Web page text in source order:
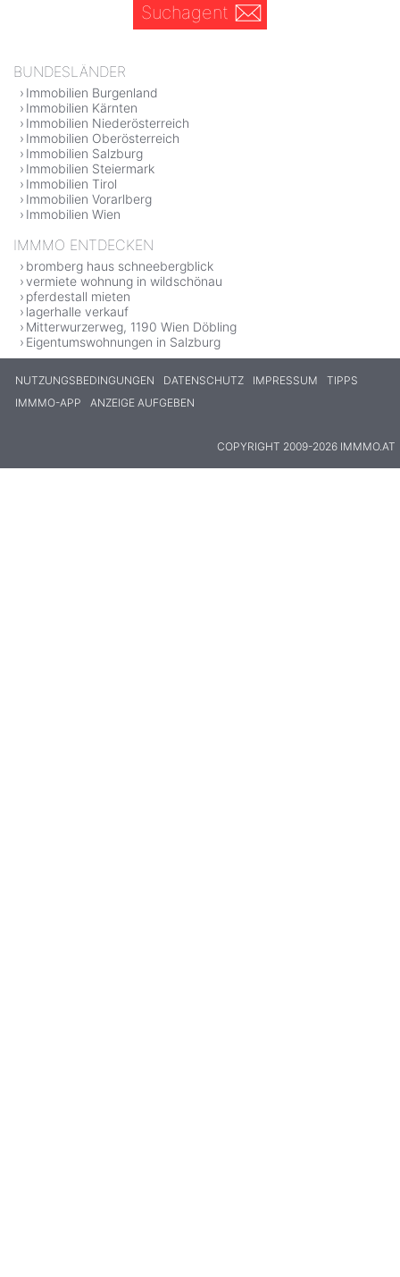
Suchagent
BUNDESLÄNDER
Immobilien Burgenland
Immobilien Kärnten
Immobilien Niederösterreich
Immobilien Oberösterreich
Immobilien Salzburg
Immobilien Steiermark
Immobilien Tirol
Immobilien Vorarlberg
Immobilien Wien
IMMMO ENTDECKEN
bromberg haus schneebergblick
vermiete wohnung in wildschönau
pferdestall mieten
lagerhalle verkauf
Mitterwurzerweg, 1190 Wien Döbling
Eigentumswohnungen in Salzburg
NUTZUNGSBEDINGUNGEN DATENSCHUTZ IMPRESSUM
TIPPS
IMMMO-APP
ANZEIGE AUFGEBEN
COPYRIGHT 2009-2026 IMMMO.AT